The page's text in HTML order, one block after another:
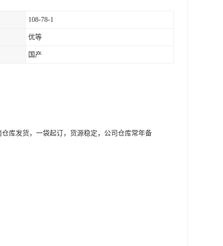
108-78-1
优等
国产
库发货，一袋起订，货源稳定，公司仓库常年备